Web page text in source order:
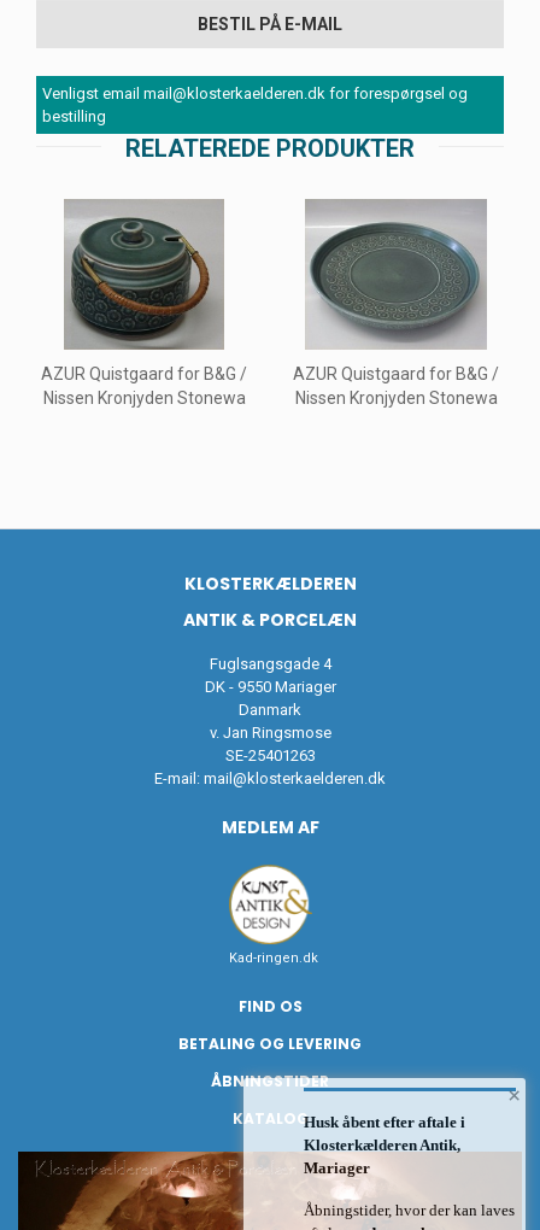
BESTIL PÅ E-MAIL
Venligst email mail@klosterkaelderen.dk for forespørgsel og
bestilling
RELATEREDE PRODUKTER
AZUR Quistgaard for B&G /
Nissen Kronjyden Stonewa
AZUR Quistgaard for B&G /
Nissen Kronjyden Stonewa
KLOSTERKÆLDEREN
ANTIK & PORCELÆN
Fuglsangsgade 4
DK - 9550 Mariager
Danmark
v. Jan Ringsmose
SE-25401263
E-mail: mail@klosterkaelderen.dk
MEDLEM AF
Kad-ringen.dk
FIND OS
BETALING OG LEVERING
ÅBNINGSTIDER
KATALOG
×
Husk åbent efter aftale i
Klosterkælderen Antik,
Mariager
Åbningstider, hvor der kan laves